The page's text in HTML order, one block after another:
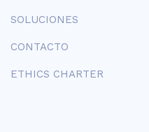
SOLUCIONES
CONTACTO
ETHICS CHARTER